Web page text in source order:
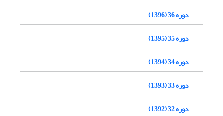
دوره 36 (1396)
دوره 35 (1395)
دوره 34 (1394)
دوره 33 (1393)
دوره 32 (1392)